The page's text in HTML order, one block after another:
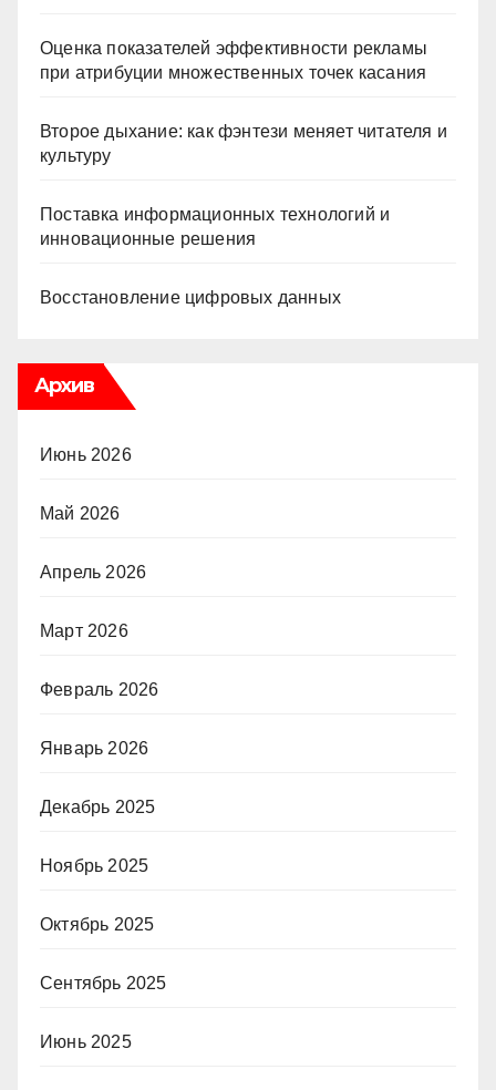
Оценка показателей эффективности рекламы
при атрибуции множественных точек касания
Второе дыхание: как фэнтези меняет читателя и
культуру
Поставка информационных технологий и
инновационные решения
Восстановление цифровых данных
Архив
Июнь 2026
Май 2026
Апрель 2026
Март 2026
Февраль 2026
Январь 2026
Декабрь 2025
Ноябрь 2025
Октябрь 2025
Сентябрь 2025
Июнь 2025